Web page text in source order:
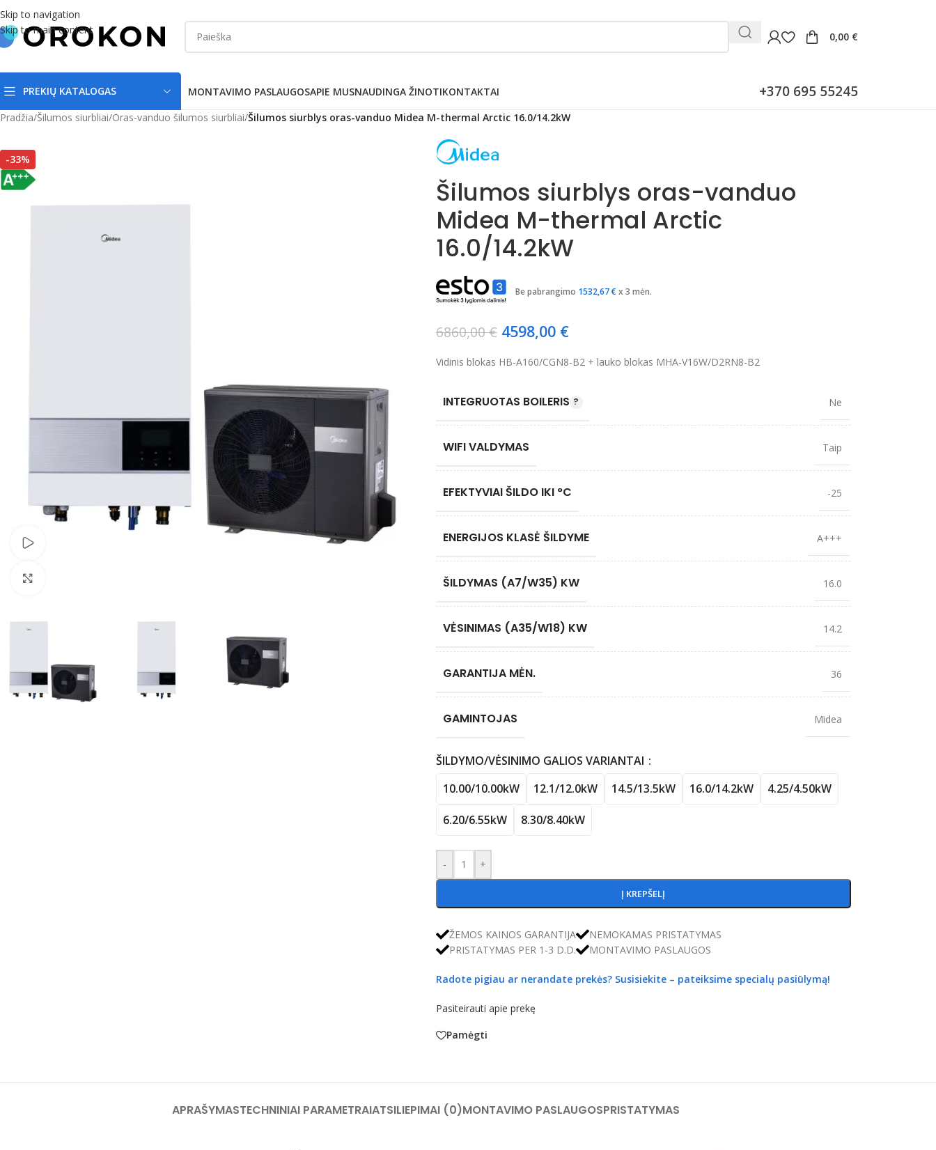
Skip to navigation
Skip to main content
0,00 €
PREKIŲ KATALOGAS MONTAVIMO PASLAUGOSAPIE MUSNAUDINGA ŽINOTIKONTAKTAI +370 695 55245
Pradžia/Šilumos siurbliai/Oras-vanduo šilumos siurbliai/Šilumos siurblys oras-vanduo Midea M-thermal Arctic 16.0/14.2kW
-33%
Šilumos siurblys oras-vanduo
Midea M-thermal Arctic
16.0/14.2kW
Be pabrangimo 1532,67€ x 3 mėn.
6860,00€ 4598,00 €
Vidinis blokas HB-A160/CGN8-B2 + lauko blokas MHA-V16W/D2RN8-B2
INTEGRUOTAS BOILERIS Ne
WIFI VALDYMAS Taip
EFEKTYVIAI ŠILDO IKI °C -25
ENERGIJOS KLASĖ ŠILDYME A+++
ŠILDYMAS (A7/W35) KW 16.0
VĖSINIMAS (A35/W18) KW 14.2
GARANTIJA MĖN. 36
GAMINTOJAS Midea
ŠILDYMO/VĖSINIMO GALIOS VARIANTAI
10.00/10.00kW
12.1/12.0kW 14.5/13.5kW 16.0/14.2kW 4.25/4.50kW
6.20/6.55kW 8.30/8.40kW
- +
Į KREPŠELĮ
ŽEMOS KAINOS GARANTIJA
PRISTATYMAS PER 1-3 D.D.
NEMOKAMAS PRISTATYMAS
MONTAVIMO PASLAUGOS
Radote pigiau ar nerandate prekės? Susisiekite – pateiksime specialų pasiūlymą!
Pasiteirauti apie prekę
Pamėgti
APRAŠYMASTECHNINIAI PARAMETRAIATSILIEPIMAI (0)MONTAVIMO PASLAUGOSPRISTATYMAS